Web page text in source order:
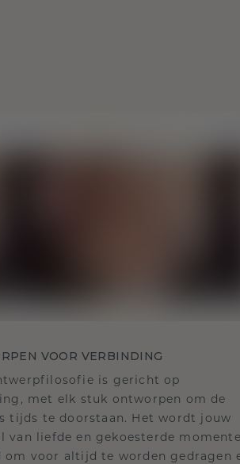
VOOR VERBINDING
is gericht op
met elk stuk ontworpen om de
tijds te doorstaan. Het wordt jouw
van liefde en gekoesterde
om voor altijd te worden gedragen